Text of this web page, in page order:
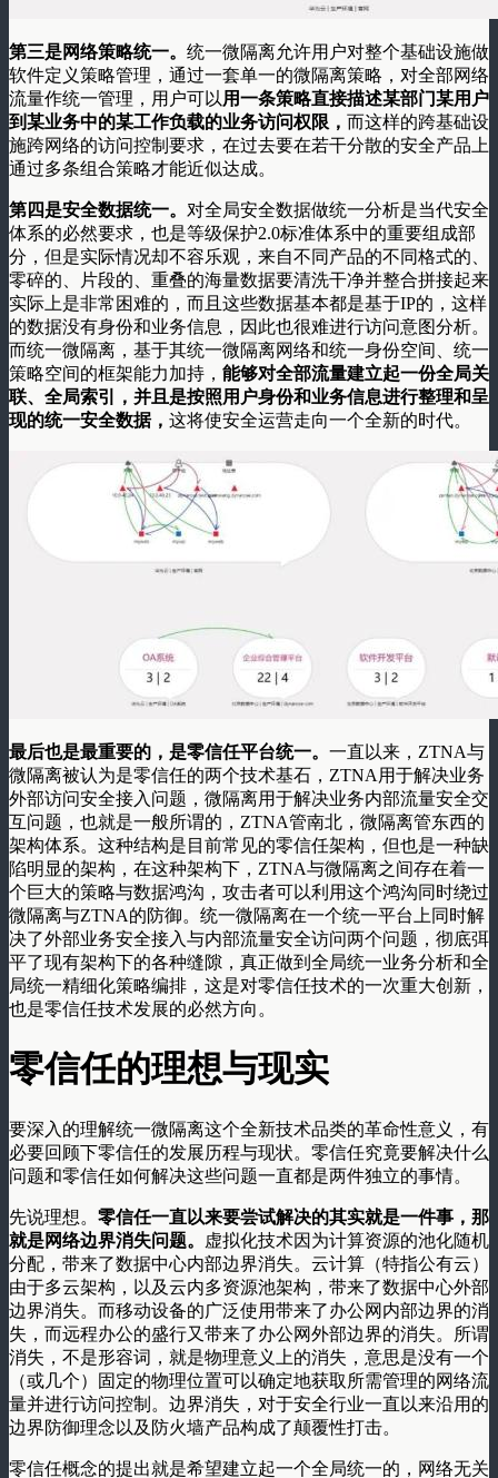
第三是网络策略统一。 统一微隔离允许用户对整个基础设施做
软件定义策略管理，通过一套单一的微隔离策略，对全部网络
流量作统一管理，用户可以 用一条策略直接描述某部门某用户
到某业务中的某工作负载的业务访问权限， 而这样的跨基础设
施跨网络的访问控制要求，在过去要在若干分散的安全产品上
通过多条组合策略才能近似达成。
第四是安全数据统一。 对全局安全数据做统一分析是当代安全
体系的必然要求，也是等级保护2.0标准体系中的重要组成部
分，但是实际情况却不容乐观，来自不同产品的不同格式的、
零碎的、片段的、重叠的海量数据要清洗干净并整合拼接起来
实际上是非常困难的，而且这些数据基本都是基于IP的，这样
的数据没有身份和业务信息，因此也很难进行访问意图分析。
而统一微隔离，基于其统一微隔离网络和统一身份空间、统一
策略空间的框架能力加持， 能够对全部流量建立起一份全局关
联、全局索引，并且是按照用户身份和业务信息进行整理和呈
现的统一安全数据， 这将使安全运营走向一个全新的时代。
最后也是最重要的，是零信任平台统一。 一直以来，ZTNA与
微隔离被认为是零信任的两个技术基石，ZTNA用于解决业务
外部访问安全接入问题，微隔离用于解决业务内部流量安全交
互问题，也就是一般所谓的，ZTNA管南北，微隔离管东西的
架构体系。这种结构是目前常见的零信任架构，但也是一种缺
陷明显的架构，在这种架构下，ZTNA与微隔离之间存在着一
个巨大的策略与数据鸿沟，攻击者可以利用这个鸿沟同时绕过
微隔离与ZTNA的防御。统一微隔离在一个统一平台上同时解
决了外部业务安全接入与内部流量安全访问两个问题，彻底弭
平了现有架构下的各种缝隙，真正做到全局统一业务分析和全
局统一精细化策略编排，这是对零信任技术的一次重大创新，
也是零信任技术发展的必然方向。
零信任的理想与现实
要深入的理解统一微隔离这个全新技术品类的革命性意义，有
必要回顾下零信任的发展历程与现状。零信任究竟要解决什么
问题和零信任如何解决这些问题一直都是两件独立的事情。
先说理想。 零信任一直以来要尝试解决的其实就是一件事，那
就是网络边界消失问题。
虚拟化技术因为计算资源的池化随机
分配，带来了数据中心内部边界消失。云计算（特指公有云）
由于多云架构，以及云内多资源池架构，带来了数据中心外部
边界消失。而移动设备的广泛使用带来了办公网内部边界的消
失，而远程办公的盛行又带来了办公网外部边界的消失。所谓
消失，不是形容词，就是物理意义上的消失，意思是没有一个
（或几个）固定的物理位置可以确定地获取所需管理的网络流
量并进行访问控制。边界消失，对于安全行业一直以来沿用的
边界防御理念以及防火墙产品构成了颠覆性打击。
零信任概念的提出就是希望建立起一个全局统一的，网络无关